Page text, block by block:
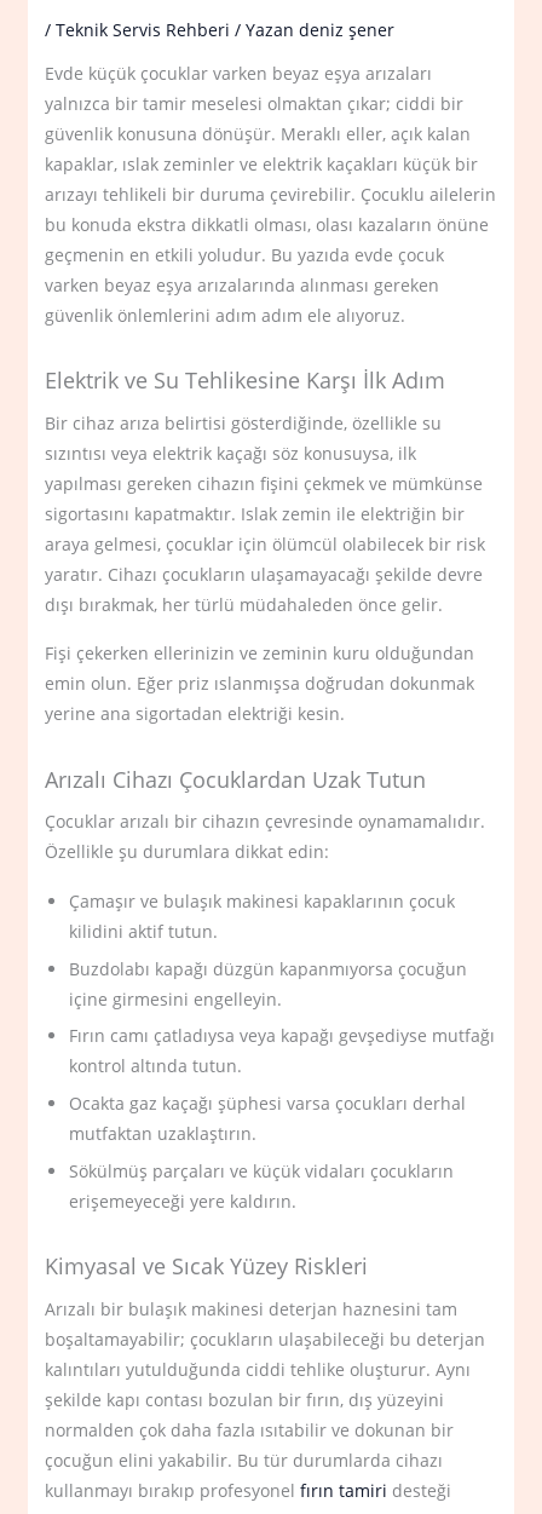
/Teknik Servis Rehberi / Yazan deniz şener
Evde küçük çocuklar varken beyaz eşya arızaları
yalnızca bir tamir meselesi olmaktan çıkar; ciddi bir
güvenlik konusuna dönüşür. Meraklı eller, açık kalan
kapaklar, ıslak zeminler ve elektrik kaçakları küçük bir
arızayı tehlikeli bir duruma çevirebilir. Çocuklu ailelerin
bu konuda ekstra dikkatli olması, olası kazaların önüne
geçmenin en etkili yoludur. Bu yazıda evde çocuk
varken beyaz eşya arızalarında alınması gereken
güvenlik önlemlerini adım adım ele alıyoruz.
Elektrik ve Su Tehlikesine Karşı İlk Adım
Bir cihaz arıza belirtisi gösterdiğinde, özellikle su
sızıntısı veya elektrik kaçağı söz konusuysa, ilk
yapılması gereken cihazın fişini çekmek ve mümkünse
sigortasını kapatmaktır. Islak zemin ile elektriğin bir
araya gelmesi, çocuklar için ölümcül olabilecek bir risk
yaratır. Cihazı çocukların ulaşamayacağı şekilde devre
dışı bırakmak, her türlü müdahaleden önce gelir.
Fişi çekerken ellerinizin ve zeminin kuru olduğundan
emin olun. Eğer priz ıslanmışsa doğrudan dokunmak
yerine ana sigortadan elektriği kesin.
Arızalı Cihazı Çocuklardan Uzak Tutun
Çocuklar arızalı bir cihazın çevresinde oynamamalıdır.
Özellikle şu durumlara dikkat edin:
Çamaşır ve bulaşık makinesi kapaklarının çocuk
kilidini aktif tutun.
Buzdolabı kapağı düzgün kapanmıyorsa çocuğun
içine girmesini engelleyin.
Fırın camı çatladıysa veya kapağı gevşediyse mutfağı
kontrol altında tutun.
Ocakta gaz kaçağı şüphesi varsa çocukları derhal
mutfaktan uzaklaştırın.
Sökülmüş parçaları ve küçük vidaları çocukların
erişemeyeceği yere kaldırın.
Kimyasal ve Sıcak Yüzey Riskleri
Arızalı bir bulaşık makinesi deterjan haznesini tam
boşaltamayabilir; çocukların ulaşabileceği bu deterjan
kalıntıları yutulduğunda ciddi tehlike oluşturur. Aynı
şekilde kapı contası bozulan bir fırın, dış yüzeyini
normalden çok daha fazla ısıtabilir ve dokunan bir
çocuğun elini yakabilir. Bu tür durumlarda cihazı
kullanmayı bırakıp profesyonelfırın tamiri desteği